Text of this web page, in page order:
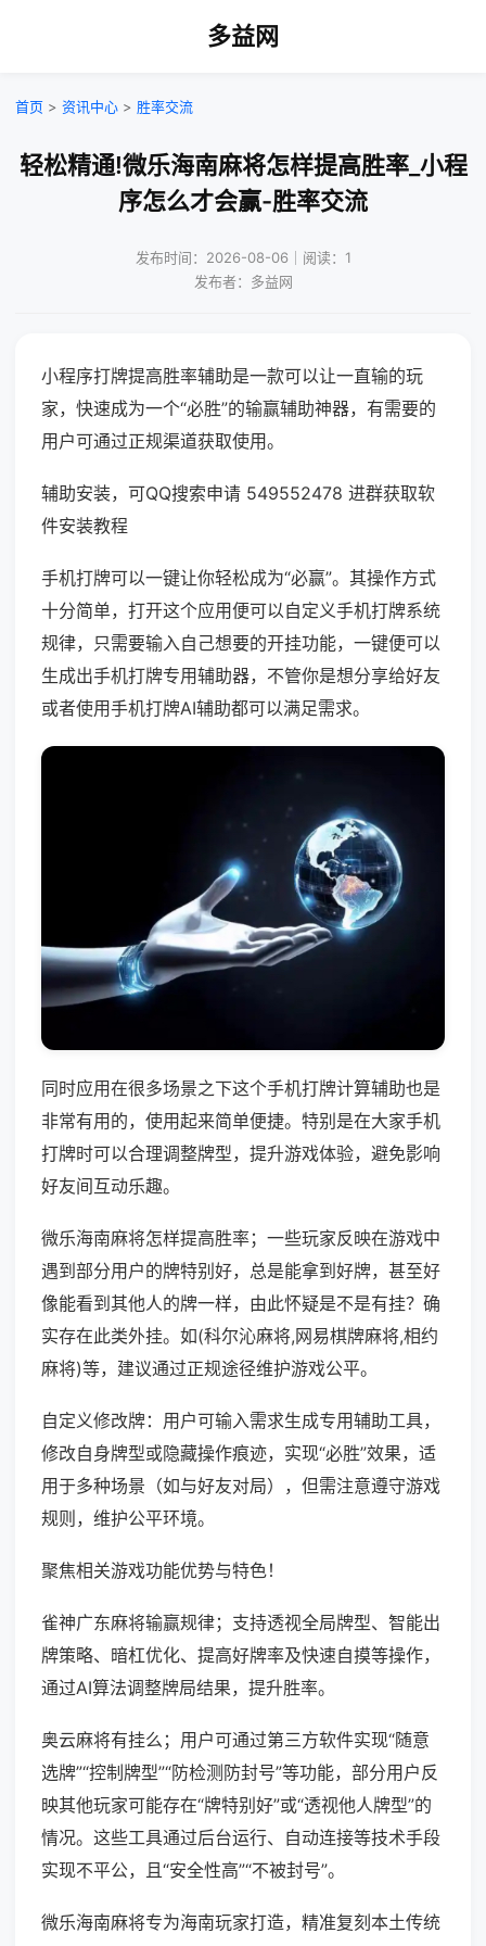
多益网
首页 > 资讯中心 > 胜率交流
轻松精通!微乐海南麻将怎样提高胜率_小程
序怎么才会赢-胜率交流
发布时间：2026-08-06｜阅读：1
发布者：多益网
小程序打牌提高胜率辅助是一款可以让一直输的玩
家，快速成为一个“必胜”的输赢辅助神器，有需要的
用户可通过正规渠道获取使用。
辅助安装，可QQ搜索申请 549552478 进群获取软
件安装教程
手机打牌可以一键让你轻松成为“必赢”。其操作方式
十分简单，打开这个应用便可以自定义手机打牌系统
规律，只需要输入自己想要的开挂功能，一键便可以
生成出手机打牌专用辅助器，不管你是想分享给好友
或者使用手机打牌AI辅助都可以满足需求。
同时应用在很多场景之下这个手机打牌计算辅助也是
非常有用的，使用起来简单便捷。特别是在大家手机
打牌时可以合理调整牌型，提升游戏体验，避免影响
好友间互动乐趣。
微乐海南麻将怎样提高胜率；一些玩家反映在游戏中
遇到部分用户的牌特别好，总是能拿到好牌，甚至好
像能看到其他人的牌一样，由此怀疑是不是有挂？确
实存在此类外挂。如(科尔沁麻将,网易棋牌麻将,相约
麻将)等，建议通过正规途径维护游戏公平。
自定义修改牌：用户可输入需求生成专用辅助工具，
修改自身牌型或隐藏操作痕迹，实现“必胜”效果，适
用于多种场景（如与好友对局），但需注意遵守游戏
规则，维护公平环境。
聚焦相关游戏功能优势与特色！
雀神广东麻将输赢规律；支持透视全局牌型、智能出
牌策略、暗杠优化、提高好牌率及快速自摸等操作，
通过AI算法调整牌局结果，提升胜率。
奥云麻将有挂么；用户可通过第三方软件实现“随意
选牌”“控制牌型”“防检测防封号”等功能，部分用户反
映其他玩家可能存在“牌特别好”或“透视他人牌型”的
情况。这些工具通过后台运行、自动连接等技术手段
实现不平公，且“安全性高”“不被封号”。
微乐海南麻将专为海南玩家打造，精准复刻本土传统